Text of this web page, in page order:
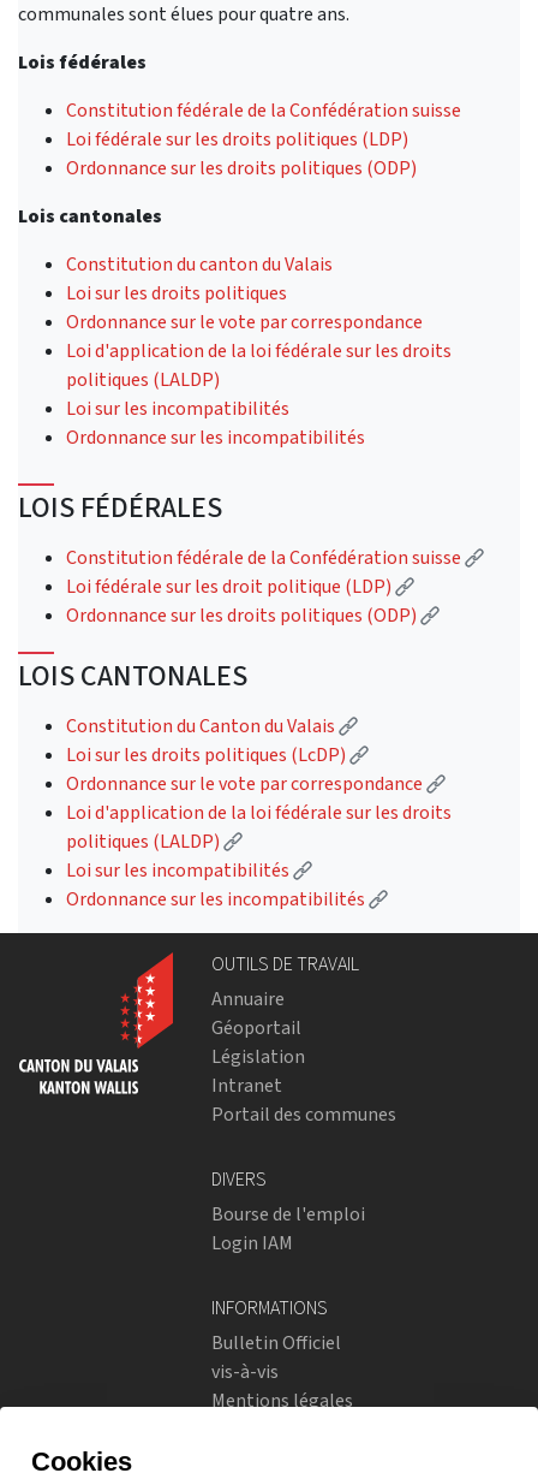
communales sont élues pour quatre ans.
Lois fédérales
Constitution fédérale de la Confédération suisse
Loi fédérale sur les droits politiques (LDP)
Ordonnance sur les droits politiques (ODP)
Lois cantonales
Constitution du canton du Valais
Loi sur les droits politiques
Ordonnance sur le vote par correspondance
Loi d'application de la loi fédérale sur les droits
politiques (LALDP)
Loi sur les incompatibilités
Ordonnance sur les incompatibilités
LOIS FÉDÉRALES
Constitution fédérale de la Confédération suisse
(Lien
Loi fédérale sur les droit politique (LDP)
(Lien externe)
Ordonnance sur les droits politiques (ODP)
(Lien
LOIS CANTONALES
Constitution du Canton du Valais
(Lien externe)
Loi sur les droits politiques (LcDP)
(Lien externe)
Ordonnance sur le vote par correspondance
(Lien
Loi d'application de la loi fédérale sur les droits
politiques (LALDP)
(Lien externe)
Loi sur les incompatibilités
(Lien externe)
Ordonnance sur les incompatibilités
(Lien externe)
OUTILS DE TRAVAIL
Annuaire
Géoportail
Législation
Intranet
Portail des communes
DIVERS
Bourse de l'emploi
Login IAM
INFORMATIONS
Bulletin Officiel
vis-à-vis
Mentions légales